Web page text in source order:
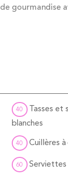
gourmandise
40
Tasses et
blanches
40 Cuillères
60